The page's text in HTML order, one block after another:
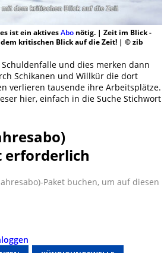
ist ein aktivesAbonötig. | Zeit im Blick -
dem kritischen Blick auf die Zeit! | © zib
und dies merken dann
Schikanen und Willkür die dort
verlieren tausende ihre Arbeitsplätze.
hier, einfach in die Suche Stichwort
erforderlich
Paket buchen, um auf diesen